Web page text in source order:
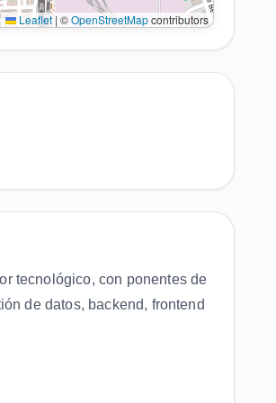
Leaflet | ©OpenStreetMapcontributors
tecnológico, con ponentes de
de datos, backend, frontend